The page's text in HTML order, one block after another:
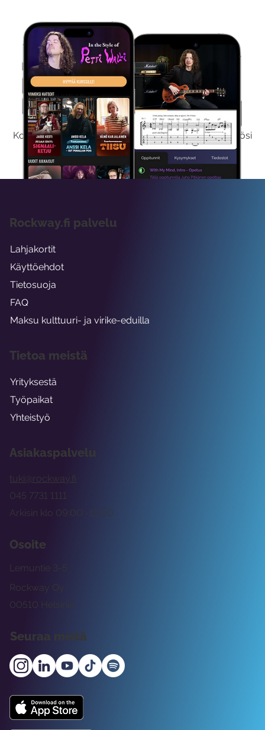
Kokeile Ilmaiseksi
Kokeilemalla ilmaiseksi saat koko sisältömme käyttöösi
viikon ajaksi.
Asiakaspalvelu
tuki@rockway.fi
Arkisin klo 09:00 -15:00
045 7731 1111
Osoite
Rockway Oy
Lemuntie 3-5
00510 Helsinki
Seuraa meitä
Rockway.fi palvelu
Lahjakortit
Käyttöehdot
Tietosuoja
FAQ
Maksu kulttuuri- ja virike-eduilla
Tietoa meistä
Yrityksestä
Työpaikat
Yhteistyö